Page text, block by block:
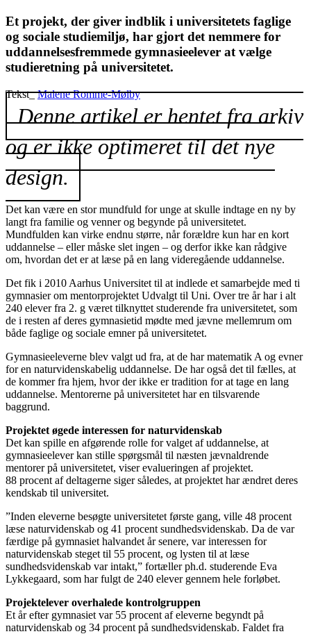
Et projekt, der giver indblik i universitetets faglige
og sociale studiemiljø, har gjort det nemmere for
uddannelsesfremmede gymnasieelever at vælge
studieretning på universitetet.
Tekst_Malene Romme-Mølby
Denne artikel er hentet fra arkiv
og er ikke optimeret til det nye
design.
Det kan være en stor mundfuld for unge at skulle indtage en ny by
langt fra familie og venner og begynde på universitetet.
Mundfulden kan virke endnu større, når forældre kun har en kort
uddannelse – eller måske slet ingen – og derfor ikke kan rådgive
om, hvordan det er at læse på en lang videregående uddannelse.
Det fik i 2010 Aarhus Universitet til at indlede et samarbejde med ti
gymnasier om mentorprojektet Udvalgt til Uni. Over tre år har i alt
240 elever fra 2. g været tilknyttet studerende fra universitetet, som
de i resten af deres gymnasietid mødte med jævne mellemrum om
både faglige og sociale emner på universitetet.
Gymnasieeleverne blev valgt ud fra, at de har matematik A og evner
for en naturvidenskabelig uddannelse. De har også det til fælles, at
de kommer fra hjem, hvor der ikke er tradition for at tage en lang
uddannelse. Mentorerne på universitetet har en tilsvarende
baggrund.
Projektet øgede interessen for naturvidenskab
Det kan spille en afgørende rolle for valget af uddannelse, at
gymnasieelever kan stille spørgsmål til næsten jævnaldrende
mentorer på universitetet, viser evalueringen af projektet.
88 procent af deltagerne siger således, at projektet har ændret deres
kendskab til universitet.
”Inden eleverne besøgte universitetet første gang, ville 48 procent
læse naturvidenskab og 41 procent sundhedsvidenskab. Da de var
færdige på gymnasiet halvandet år senere, var interessen for
naturvidenskab steget til 55 procent, og lysten til at læse
sundhedsvidenskab var intakt,” fortæller ph.d. studerende Eva
Lykkegaard, som har fulgt de 240 elever gennem hele forløbet.
Projektelever overhalede kontrolgruppen
Et år efter gymnasiet var 55 procent af eleverne begyndt på
naturvidenskab og 34 procent på sundhedsvidenskab. Faldet fra